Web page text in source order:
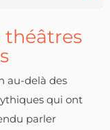
théâtres
au-delà des
qui ont
parler